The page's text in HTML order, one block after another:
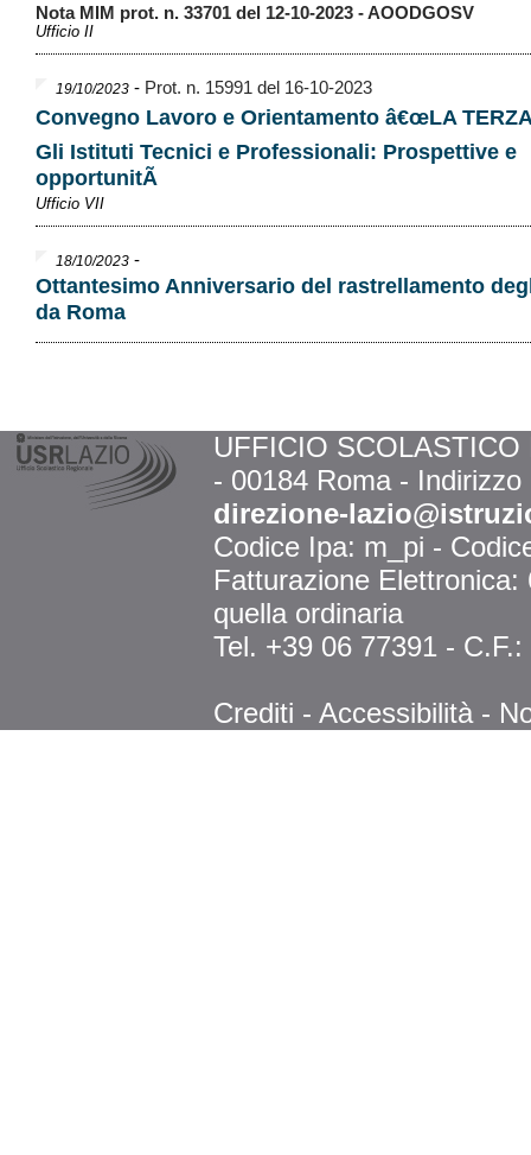
Nota MIM prot. n. 33701 del 12-10-2023 - AOODGOSV
Ufficio II
19/10/2023 - Prot. n. 15991 del 16-10-2023
Convegno Lavoro e Orientamento â€œLA TERZA
Gli Istituti Tecnici e Professionali: Prospettive e
opportunitÃ
Ufficio VII
18/10/2023 -
Ottantesimo Anniversario del rastrellamento
da Roma
UFFICIO
- 00184 Roma -
direzione-
Codice Ipa: m_pi -
Fatturazione
quella ordinaria
Tel. +39 06 77391 -
Crediti - Accessibilità -